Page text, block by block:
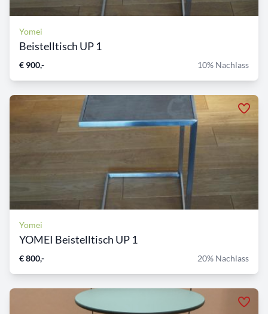
Yomei
Beistelltisch UP 1
€ 900,- 10% Nachlass
Yomei
YOMEI Beistelltisch UP 1
€ 800,- 20% Nachlass